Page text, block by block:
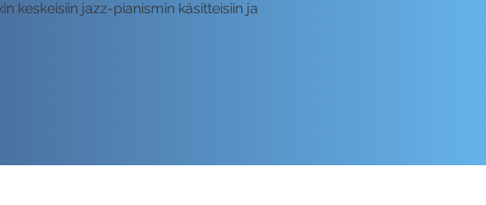
keskeisiin jazz-pianismin käsitteisiin ja